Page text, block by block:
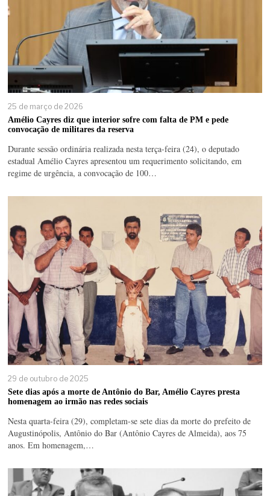
25 de março de 2026
Amélio Cayres diz que interior sofre com falta de PM e pede
convocação de militares da reserva
Durante sessão ordinária realizada nesta terça-feira (24), o deputado
estadual Amélio Cayres apresentou um requerimento solicitando, em
regime de urgência, a convocação de 100…
29 de outubro de 2025
Sete dias após a morte de Antônio do Bar, Amélio Cayres presta
homenagem ao irmão nas redes sociais
Nesta quarta-feira (29), completam-se sete dias da morte do prefeito de
Augustinópolis, Antônio do Bar (Antônio Cayres de Almeida), aos 75
anos. Em homenagem,…